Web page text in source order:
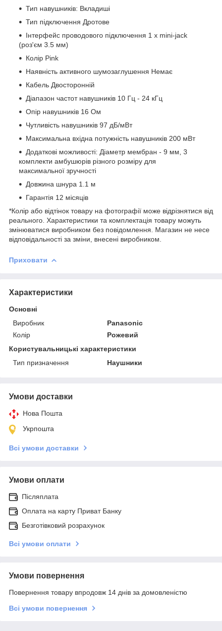
Тип навушників: Вкладиші
Тип підключення Дротове
Інтерфейс проводового підключення 1 x mini-jack
(роз'єм 3.5 мм)
Колір Pink
Наявність активного шумозаглушення Немає
Кабель Двосторонній
Діапазон частот навушників 10 Гц - 24 кГц
Опір навушників 16 Ом
Чутливість навушників 97 дБ/мВт
Максимальна вхідна потужність навушників 200 мВт
Додаткові можливості: Діаметр мембран - 9 мм, 3
комплекти амбушюрів різного розміру для
максимальної зручності
Довжина шнура 1.1 м
Гарантія 12 місяців
*Колір або відтінок товару на фотографії може відрізнятися від
реального. Характеристики та комплектація товару можуть
змінюватися виробником без повідомлення. Магазин не несе
відповідальності за зміни, внесені виробником.
Приховати
Характеристики
Основні
Виробник
Panasonic
Колір
Рожевий
Користувальницькі характеристики
Тип призначення
Наушники
Умови доставки
Нова Пошта
Укрпошта
Всі умови доставки
Умови оплати
Післяплата
Оплата на карту Приват Банку
Безготівковий розрахунок
Всі умови оплати
Умови повернення
Повернення товару впродовж 14 днів за домовленістю
Всі умови повернення